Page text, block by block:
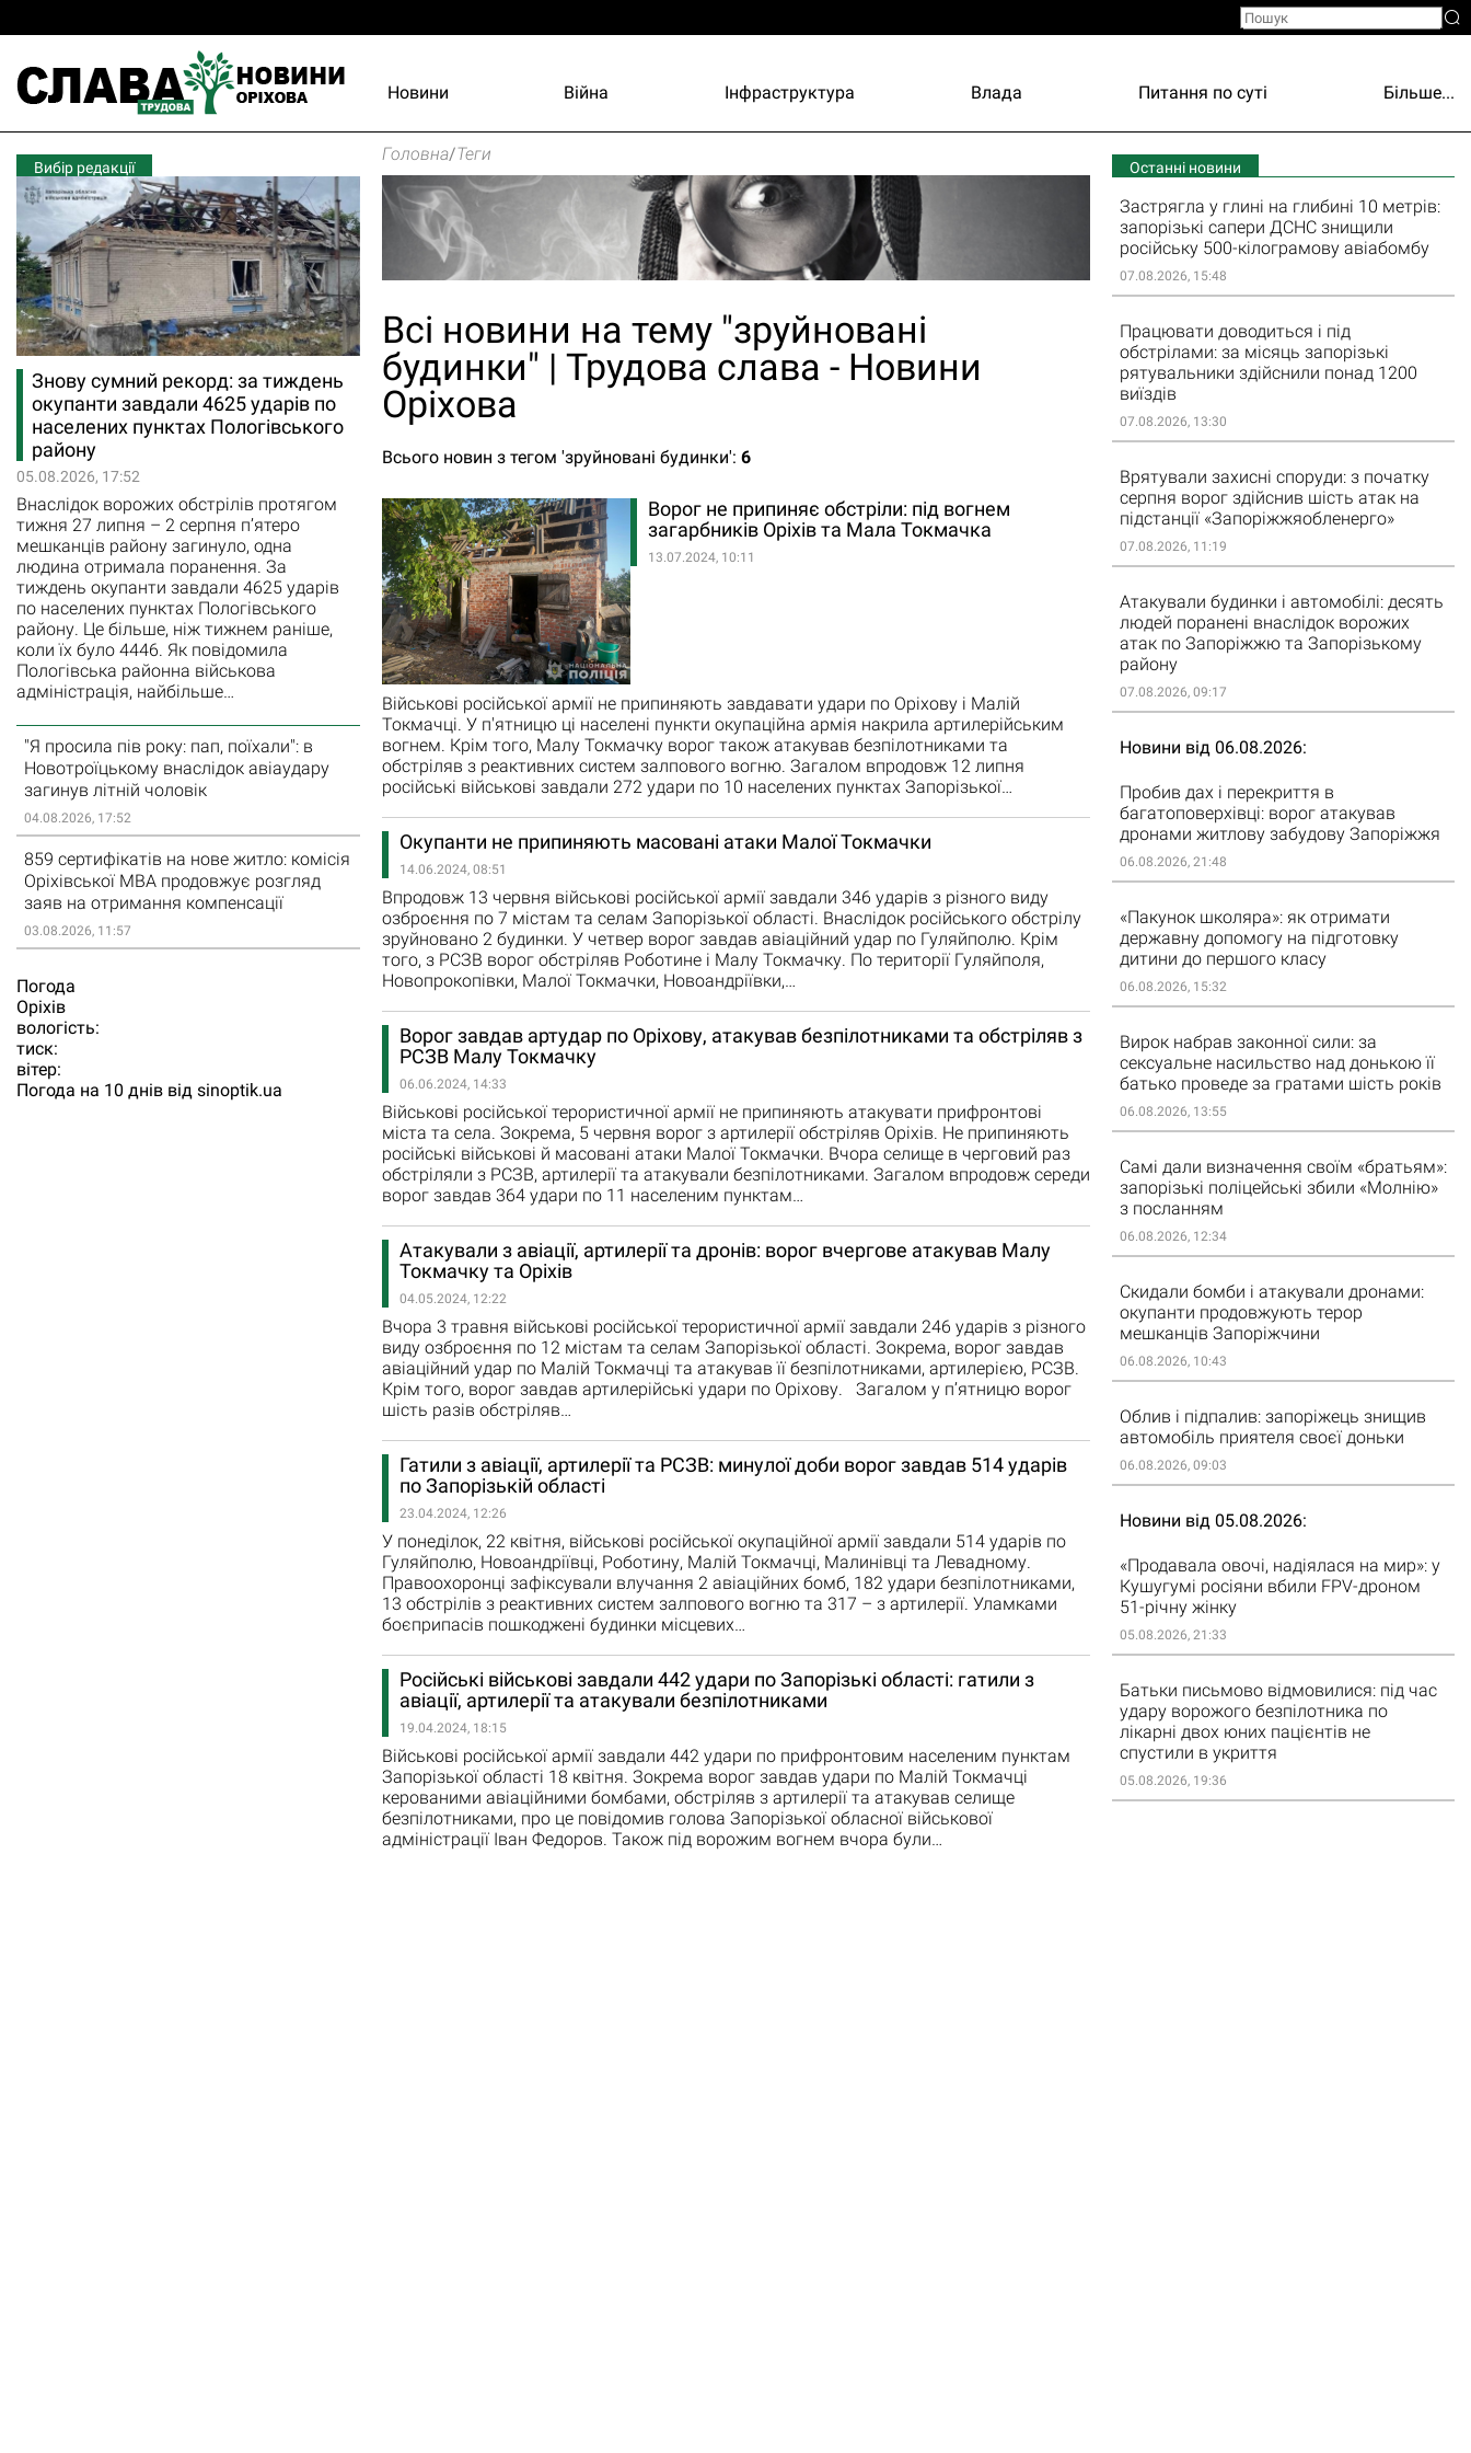
Новини Війна Інфраструктура Влада Питання по суті Більше...
Вибір редакції
Знову сумний рекорд: за тиждень
окупанти завдали 4625 ударів по
населених пунктах Пологівського
району
05.08.2026, 17:52
Внаслідок ворожих обстрілів протягом
тижня 27 липня – 2 серпня п’ятеро
мешканців району загинуло, одна
людина отримала поранення. За
тиждень окупанти завдали 4625 ударів
по населених пунктах Пологівського
району. Це більше, ніж тижнем раніше,
коли їх було 4446. Як повідомила
Пологівська районна військова
адміністрація, найбільше…
"Я просила пів року: пап, поїхали": в
Новотроїцькому внаслідок авіаудару
загинув літній чоловік
04.08.2026, 17:52
859 сертифікатів на нове житло: комісія
Оріхівської МВА продовжує розгляд
заяв на отримання компенсації
03.08.2026, 11:57
Погода
Орiхiв
вологість:
тиск:
вітер:
Погода на 10 днів від sinoptik.ua
Головна/Теги
Всі новини на тему "зруйновані
будинки" | Трудова слава - Новини
Оріхова
Всього новин з тегом 'зруйновані будинки': 6
Ворог не припиняє обстріли: під вогнем
загарбників Оріхів та Мала Токмачка
13.07.2024, 10:11
Військові російської армії не припиняють завдавати удари по Оріхову і Малій
Токмачці. У п'ятницю ці населені пункти окупаційна армія накрила артилерійським
вогнем. Крім того, Малу Токмачку ворог також атакував безпілотниками та
обстріляв з реактивних систем залпового вогню. Загалом впродовж 12 липня
російські військові завдали 272 удари по 10 населених пунктах Запорізької…
Окупанти не припиняють масовані атаки Малої Токмачки
14.06.2024, 08:51
Впродовж 13 червня військові російської армії завдали 346 ударів з різного виду
озброєння по 7 містам та селам Запорізької області. Внаслідок російського обстрілу
зруйновано 2 будинки. У четвер ворог завдав авіаційний удар по Гуляйполю. Крім
того, з РСЗВ ворог обстріляв Роботине і Малу Токмачку. По території Гуляйполя,
Новопрокопівки, Малої Токмачки, Новоандріївки,…
Ворог завдав артудар по Оріхову, атакував безпілотниками та обстріляв з
РСЗВ Малу Токмачку
06.06.2024, 14:33
Військові російської терористичної армії не припиняють атакувати прифронтові
міста та села. Зокрема, 5 червня ворог з артилерії обстріляв Оріхів. Не припиняють
російські військові й масовані атаки Малої Токмачки. Вчора селище в черговий раз
обстріляли з РСЗВ, артилерії та атакували безпілотниками. Загалом впродовж середи
ворог завдав 364 удари по 11 населеним пунктам…
Атакували з авіації, артилерії та дронів: ворог вчергове атакував Малу
Токмачку та Оріхів
04.05.2024, 12:22
Вчора 3 травня військові російської терористичної армії завдали 246 ударів з різного
виду озброєння по 12 містам та селам Запорізької області. Зокрема, ворог завдав
авіаційний удар по Малій Токмачці та атакував її безпілотниками, артилерією, РСЗВ.
Крім того, ворог завдав артилерійські удари по Оріхову. Загалом у п’ятницю ворог
шість разів обстріляв…
Гатили з авіації, артилерії та РСЗВ: минулої доби ворог завдав 514 ударів
по Запорізькій області
23.04.2024, 12:26
У понеділок, 22 квітня, військові російської окупаційної армії завдали 514 ударів по
Гуляйполю, Новоандріївці, Роботину, Малій Токмачці, Малинівці та Левадному.
Правоохоронці зафіксували влучання 2 авіаційних бомб, 182 удари безпілотниками,
13 обстрілів з реактивних систем залпового вогню та 317 – з артилерії. Уламками
боєприпасів пошкоджені будинки місцевих…
Російські військові завдали 442 удари по Запорізькі області: гатили з
авіації, артилерії та атакували безпілотниками
19.04.2024, 18:15
Військові російської армії завдали 442 удари по прифронтовим населеним пунктам
Запорізької області 18 квітня. Зокрема ворог завдав удари по Малій Токмачці
керованими авіаційними бомбами, обстріляв з артилерії та атакував селище
безпілотниками, про це повідомив голова Запорізької обласної військової
адміністрації Іван Федоров. Також під ворожим вогнем вчора були…
Останні новини
Застрягла у глині на глибині 10 метрів:
запорізькі сапери ДСНС знищили
російську 500-кілограмову авіабомбу
07.08.2026, 15:48
Працювати доводиться і під
обстрілами: за місяць запорізькі
рятувальники здійснили понад 1200
виїздів
07.08.2026, 13:30
Врятували захисні споруди: з початку
серпня ворог здійснив шість атак на
підстанції «Запоріжжяобленерго»
07.08.2026, 11:19
Атакували будинки і автомобілі: десять
людей поранені внаслідок ворожих
атак по Запоріжжю та Запорізькому
району
07.08.2026, 09:17
Новини від 06.08.2026
Пробив дах і перекриття в
багатоповерхівці: ворог атакував
дронами житлову забудову Запоріжжя
06.08.2026, 21:48
«Пакунок школяра»: як отримати
державну допомогу на підготовку
дитини до першого класу
06.08.2026, 15:32
Вирок набрав законної сили: за
сексуальне насильство над донькою її
батько проведе за гратами шість років
06.08.2026, 13:55
Самі дали визначення своїм «братьям»:
запорізькі поліцейські збили «Молнію»
з посланням
06.08.2026, 12:34
Скидали бомби і атакували дронами:
окупанти продовжують терор
мешканців Запоріжчини
06.08.2026, 10:43
Облив і підпалив: запоріжець знищив
автомобіль приятеля своєї доньки
06.08.2026, 09:03
Новини від 05.08.2026
«Продавала овочі, надіялася на мир»: у
Кушугумі росіяни вбили FPV-дроном
51-річну жінку
05.08.2026, 21:33
Батьки письмово відмовилися: під час
удару ворожого безпілотника по
лікарні двох юних пацієнтів не
спустили в укриття
05.08.2026, 19:36